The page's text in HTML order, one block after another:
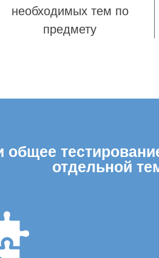
необходимых тем по
предмету
общее
отдельной